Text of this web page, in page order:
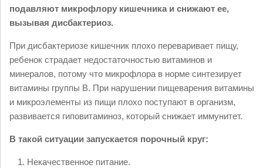
подавляют микрофлору кишечника и снижают ее,
вызывая дисбактериоз.
При дисбактериозе кишечник плохо переваривает пищу,
ребенок страдает недостаточностью витаминов и
минералов, потому что микрофлора в норме синтезирует
витамины группы В. При нарушении пищеварения витамины
и микроэлементы из пищи плохо поступают в организм,
развивается гиповитаминоз, который снижает иммунитет.
В такой ситуации запускается порочный круг:
Некачественное питание.